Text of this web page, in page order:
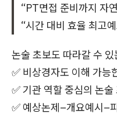
“PT면접 준비까지 자
“시간 대비 효율 최고
논술 초보도 따라갈 수
✅ 비상경자도 이해 가능
✅ 기관 역할 중심의 논술
✅ 예상논제–개요예시–